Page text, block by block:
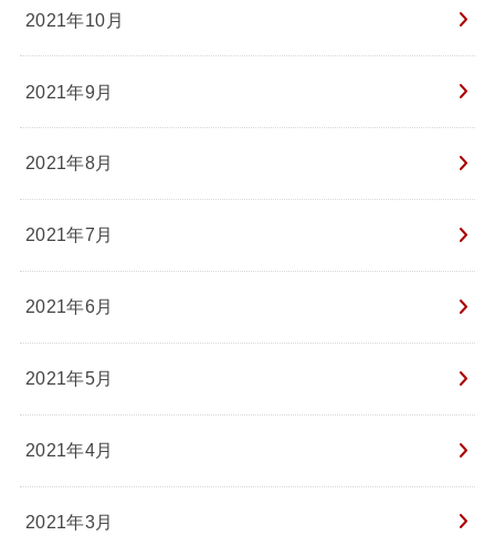
2021年10月
2021年9月
2021年8月
2021年7月
2021年6月
2021年5月
2021年4月
2021年3月